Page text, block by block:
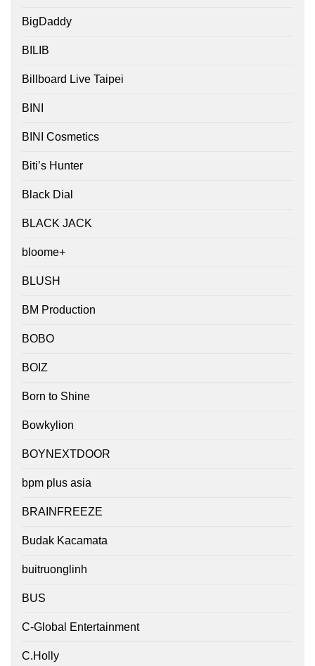
BigDaddy
BILIB
Billboard Live Taipei
BINI
BINI Cosmetics
Biti’s Hunter
Black Dial
BLACK JACK
bloome+
BLUSH
BM Production
BOBO
BOIZ
Born to Shine
Bowkylion
BOYNEXTDOOR
bpm plus asia
BRAINFREEZE
Budak Kacamata
buitruonglinh
BUS
C-Global Entertainment
C.Holly